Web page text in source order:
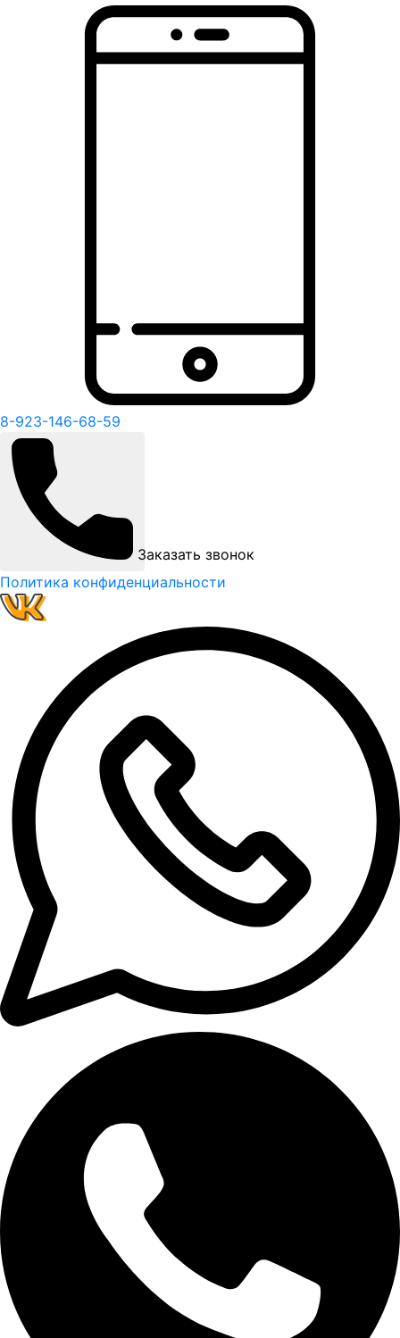
8-923-146-68-59
Заказать звонок
Политика конфиденциальности